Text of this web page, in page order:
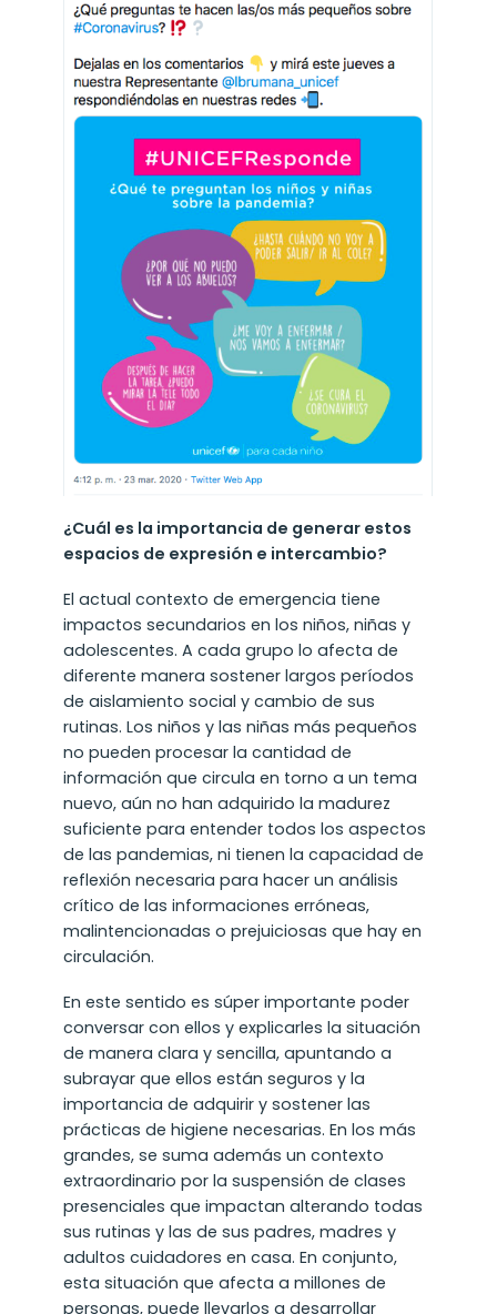
¿Cuál es la importancia de generar estos
espacios de expresión e intercambio?
El actual contexto de emergencia tiene
impactos secundarios en los niños, niñas y
adolescentes. A cada grupo lo afecta de
diferente manera sostener largos períodos
de aislamiento social y cambio de sus
rutinas. Los niños y las niñas más pequeños
no pueden procesar la cantidad de
información que circula en torno a un tema
nuevo, aún no han adquirido la madurez
suficiente para entender todos los aspectos
de las pandemias, ni tienen la capacidad de
reflexión necesaria para hacer un análisis
crítico de las informaciones erróneas,
malintencionadas o prejuiciosas que hay en
circulación.
En este sentido es súper importante poder
conversar con ellos y explicarles la situación
de manera clara y sencilla, apuntando a
subrayar que ellos están seguros y la
importancia de adquirir y sostener las
prácticas de higiene necesarias. En los más
grandes, se suma además un contexto
extraordinario por la suspensión de clases
presenciales que impactan alterando todas
sus rutinas y las de sus padres, madres y
adultos cuidadores en casa. En conjunto,
esta situación que afecta a millones de
personas, puede llevarlos a desarrollar